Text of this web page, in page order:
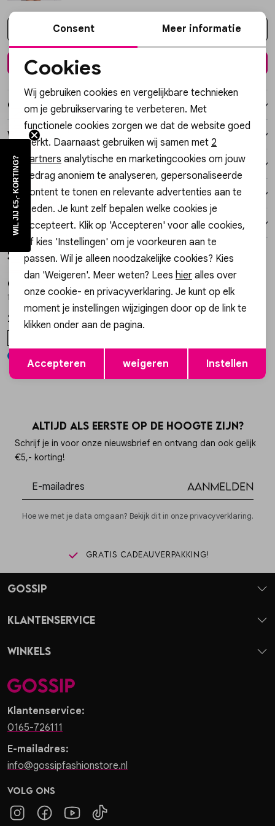
Vesten
Jassen
Kies een maat
Over dit item
Winkelvoorraad
Kenmerken
Verzending / Ophalen in de winkel
Retourneren
Style dit met
TRENDING 🔥
Nieuw
Gossip
13898 BALLON SWEAT TOP
29,99
/2
13898 BALLON SWEAT TOP
Altijd als eerste op de hoogte zijn?
Schrijf je in voor onze nieuwsbrief en ontvang dan ook gelijk
€5,- korting!
Aanmelden
Hoe we met je data omgaan? Bekijk dit in onze privacyverklaring.
Gratis cadeauverpakking!
Klantenservice:
0165-726111
E-mailadres:
info@gossipfashionstore.nl
Volg ons
Gossip
Klantenservice
Winkels
Noodzakelijke cookies
Personalisatie cookies
Analytische cookies
Marketing cookies
Opslaan
Consent Meer informatie
Cookies
Wij gebruiken cookies en vergelijkbare technieken
om je gebruikservaring te verbeteren. Met
functionele cookies zorgen we dat de website goed
werkt. Daarnaast gebruiken wij samen met 2
partners analytische en marketingcookies om jouw
gedrag anoniem te analyseren, gepersonaliseerde
content te tonen en relevante advertenties aan te
bieden. Je kunt zelf bepalen welke cookies je
accepteert. Klik op 'Accepteren' voor alle cookies,
of kies 'Instellingen' om je voorkeuren aan te
passen. Wil je alleen noodzakelijke cookies? Kies
dan 'Weigeren'. Meer weten? Lees hier alles over
onze cookie- en privacyverklaring. Je kunt op elk
moment je instellingen wijzigingen door op de link te
klikken onder aan de pagina.
Accepteren weigeren Instellen
WIL JIJ €5,- KORTING?